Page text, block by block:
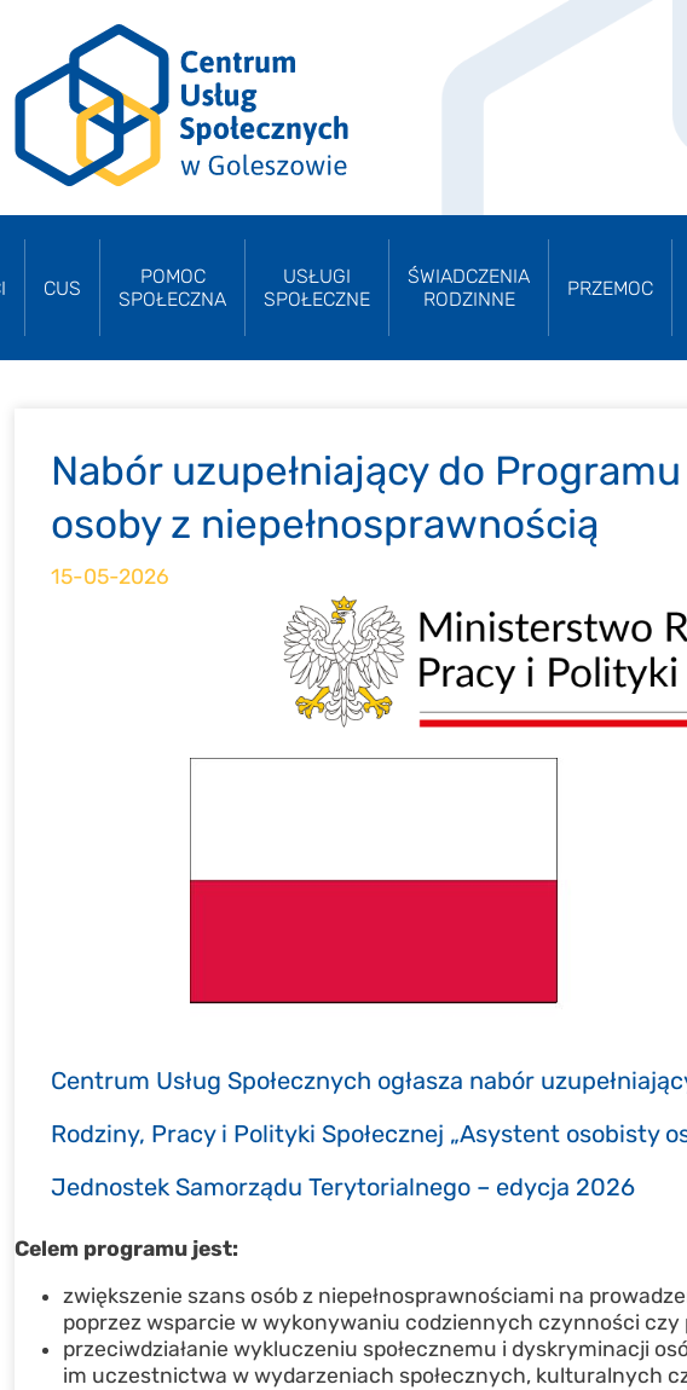
CUS
POMOC
SPOŁECZNA
USŁUGI
SPOŁECZNE
ŚWIADCZENIA
RODZINNE
PRZEMOC
Nabór uzupełniający do
osoby z niepełnosprawnością
15-05-2026
Centrum Usług Społecznych ogłasza nabór
Rodziny, Pracy i Polityki Społecznej „Asystent osobisty
Jednostek Samorządu Terytorialnego – edycja 2026
Celem programu jest:
zwiększenie szans osób z niepełnosprawnościami na
poprzez wsparcie w wykonywaniu codziennych czynności czy
przeciwdziałanie wykluczeniu społecznemu i dyskryminacji
im uczestnictwa w wydarzeniach społecznych, kulturalnych